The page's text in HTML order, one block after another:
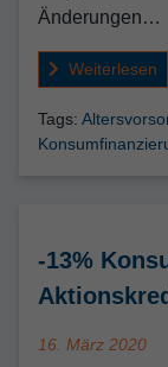
Änderungen…
Weiterlesen
Tags:
-13%
Veröffentlicht
16. März 2020